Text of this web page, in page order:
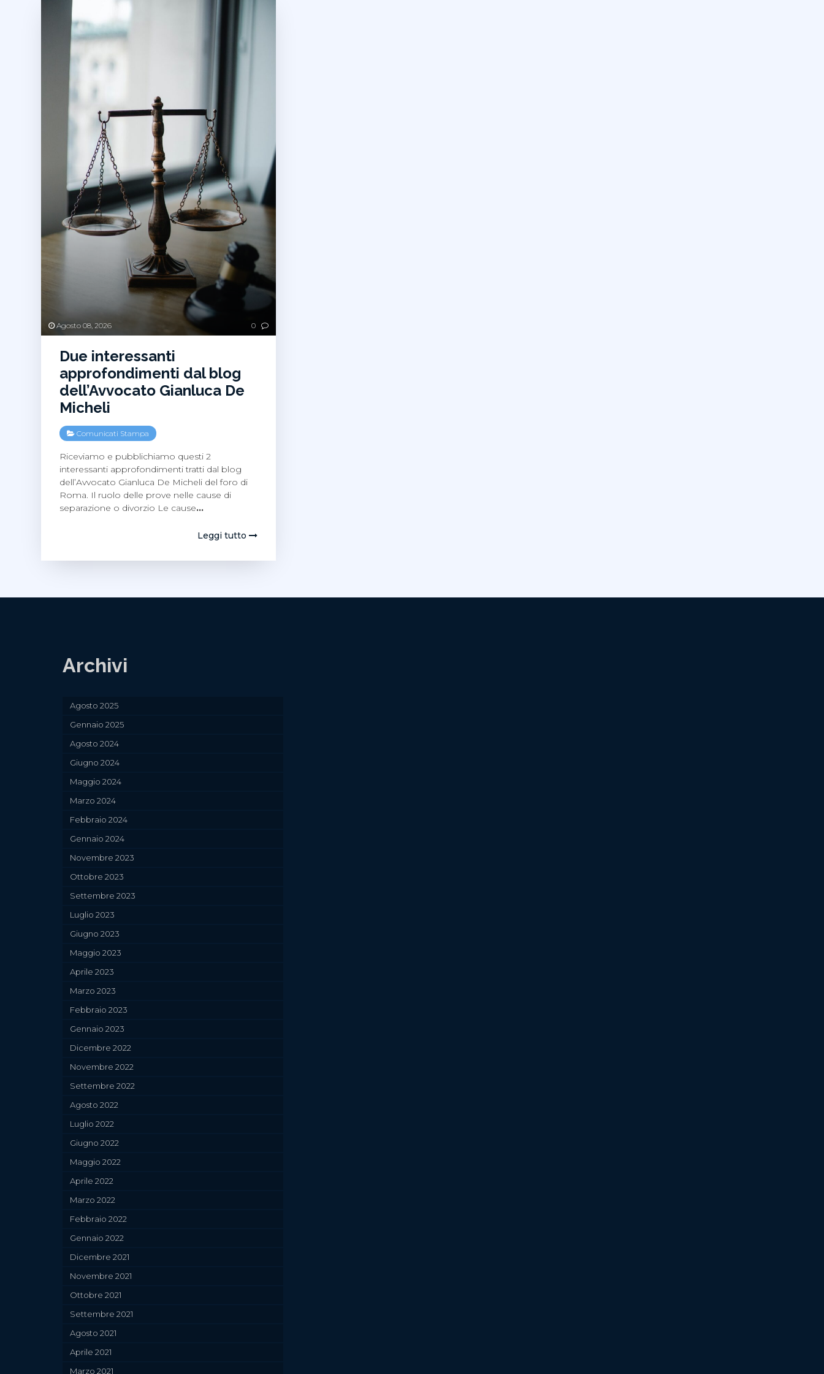
Agosto 08, 2026 0
Due interessanti
approfondimenti dal blog
dell’Avvocato Gianluca De
Micheli
Comunicati Stampa
Riceviamo e pubblichiamo questi 2
interessanti approfondimenti tratti dal blog
dell’Avvocato Gianluca De Micheli del foro di
Roma. Il ruolo delle prove nelle cause di
separazione o divorzio Le cause…
Leggi tutto
Archivi
Agosto 2025
Gennaio 2025
Agosto 2024
Giugno 2024
Maggio 2024
Marzo 2024
Febbraio 2024
Gennaio 2024
Novembre 2023
Ottobre 2023
Settembre 2023
Luglio 2023
Giugno 2023
Maggio 2023
Aprile 2023
Marzo 2023
Febbraio 2023
Gennaio 2023
Dicembre 2022
Novembre 2022
Settembre 2022
Agosto 2022
Luglio 2022
Giugno 2022
Maggio 2022
Aprile 2022
Marzo 2022
Febbraio 2022
Gennaio 2022
Dicembre 2021
Novembre 2021
Ottobre 2021
Settembre 2021
Agosto 2021
Aprile 2021
Marzo 2021